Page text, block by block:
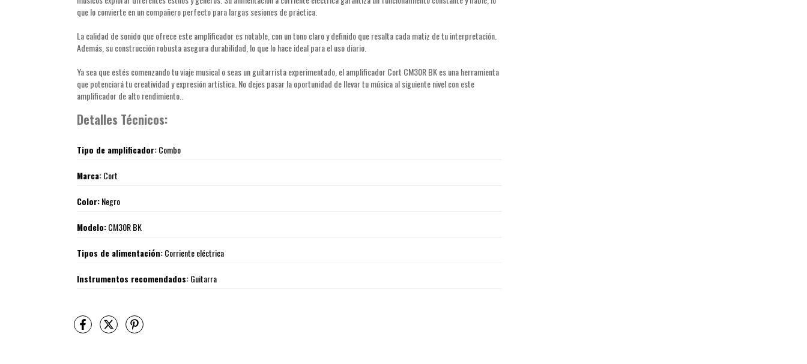
que lo convierte en un compañero perfecto para largas sesiones de práctica.
La calidad de sonido que ofrece este amplificador es notable, con un tono claro y definido que resalta cada matiz de tu interpretación.
Además, su construcción robusta asegura durabilidad, lo que lo hace ideal para el uso diario.
Ya sea que estés comenzando tu viaje musical o seas un guitarrista experimentado, el amplificador Cort CM30R BK es una herramienta
que potenciará tu creatividad y expresión artística. No dejes pasar la oportunidad de llevar tu música al siguiente nivel con este
amplificador de alto rendimiento..
Detalles Técnicos:
Tipo de amplificador:Combo
Marca:Cort
Color:Negro
Modelo:CM30R BK
Tipos de alimentación:Corriente eléctrica
Instrumentos recomendados:Guitarra